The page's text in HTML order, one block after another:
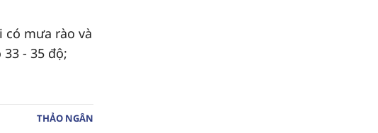
có mưa rào và
- 35 độ;
THẢO NGÂN